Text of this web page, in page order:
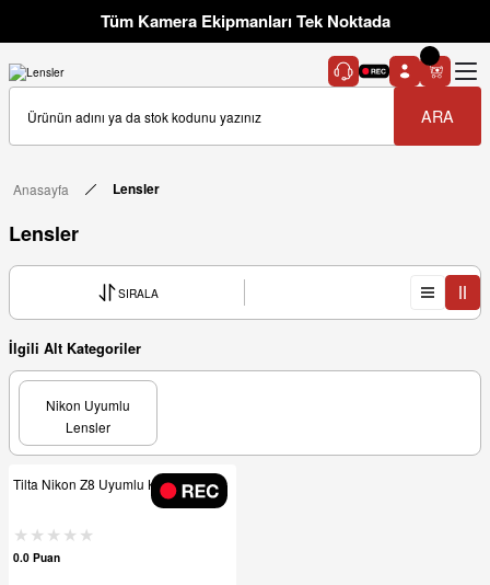
Tüm Kamera Ekipmanları Tek Noktada
ARA
Anasayfa Lensler
Lensler
SIRALA
İlgili Alt Kategoriler
Nikon Uyumlu
Lensler
Tilta Nikon Z8 Uyumlu Kafes
0.0 Puan